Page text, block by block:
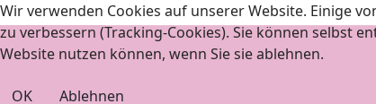
Wir verwenden Cookies auf unserer Website. Einige
zu verbessern (Tracking-Cookies). Sie können selbst
Website nutzen können, wenn Sie sie ablehnen.
OK Ablehnen